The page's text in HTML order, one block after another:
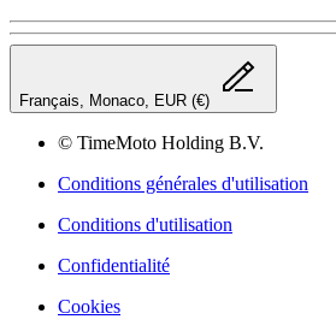
Français, Monaco, EUR (€)
© TimeMoto Holding B.V.
Conditions générales d'utilisation
Conditions d'utilisation
Confidentialité
Cookies